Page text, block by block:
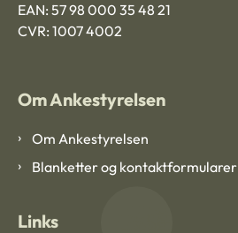
EAN: 57 98 000 35 48 21
CVR: 1007 4002
Om Ankestyrelsen
Om Ankestyrelsen
Blanketter og kontaktformularer
Links